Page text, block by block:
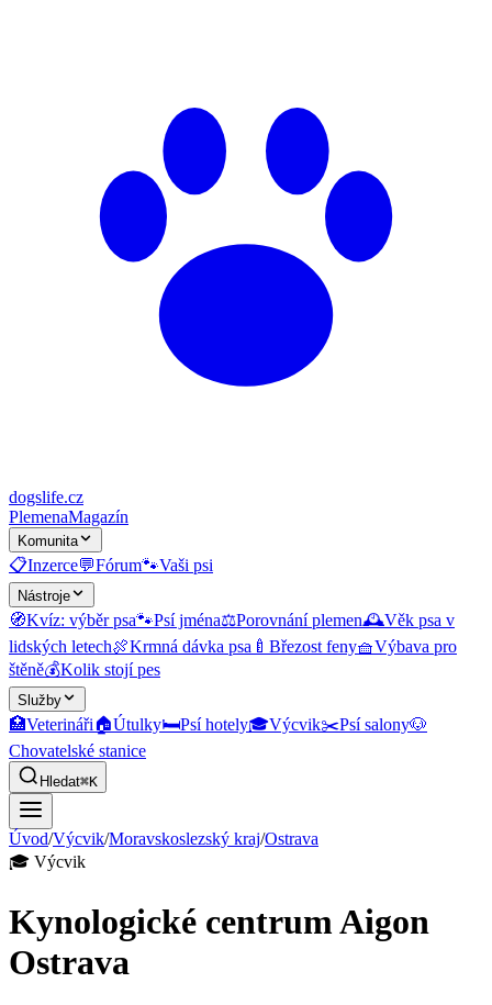
dogslife.cz
PlemenaMagazín
Komunita
📋Inzerce💬Fórum🐾Vaši psi
Nástroje
🧭Kvíz: výběr psa🐾Psí jména⚖️Porovnání plemen🕰️Věk psa v
lidských letech🍖Krmná dávka psa 🍼 Březost feny🧺Výbava pro
štěně💰Kolik stojí pes
Služby
🏥Veterináři🏠Útulky🛏️Psí hotely🎓Výcvik✂️Psí salony🐶
Chovatelské stanice
Hledat⌘K
Úvod/Výcvik/Moravskoslezský kraj/Ostrava
🎓 Výcvik
Kynologické centrum Aigon
Ostrava